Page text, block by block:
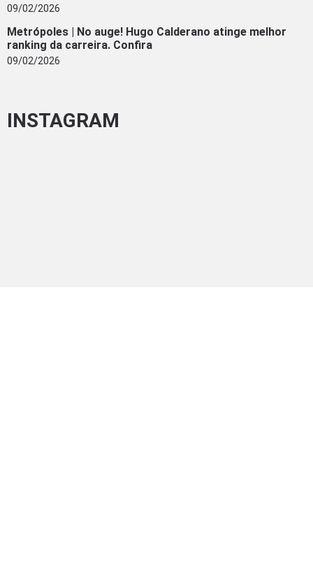
09/02/2026
Metrópoles | No auge! Hugo Calderano atinge melhor
ranking da carreira. Confira
09/02/2026
INSTAGRAM